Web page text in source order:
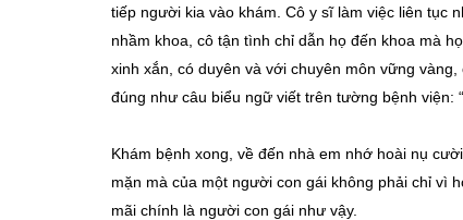
tiếp người kia vào khám. Cô y sĩ làm việc liên tục
nhầm khoa, cô tận tình chỉ dẫn họ đến khoa mà
xinh xắn, có duyên và với chuyên môn vững
đúng như câu biểu ngữ viết trên tường bệnh viện:
Khám bệnh xong, về đến nhà em nhớ hoài nụ
mặn mà của một người con gái không phải chỉ vì
mãi chính là người con gái như vậy.